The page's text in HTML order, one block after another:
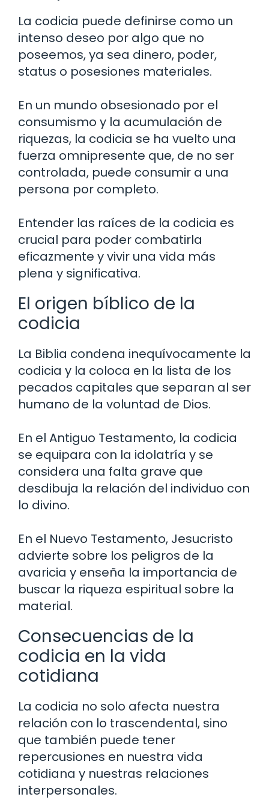
La codicia puede definirse como un
intenso deseo por algo que no
poseemos, ya sea dinero, poder,
status o posesiones materiales.
En un mundo obsesionado por el
consumismo y la acumulación de
riquezas, la codicia se ha vuelto una
fuerza omnipresente que, de no ser
controlada, puede consumir a una
persona por completo.
Entender las raíces de la codicia es
crucial para poder combatirla
eficazmente y vivir una vida más
plena y significativa.
El origen bíblico de la
codicia
La Biblia condena inequívocamente la
codicia y la coloca en la lista de los
pecados capitales que separan al ser
humano de la voluntad de Dios.
En el Antiguo Testamento, la codicia
se equipara con la idolatría y se
considera una falta grave que
desdibuja la relación del individuo con
lo divino.
En el Nuevo Testamento, Jesucristo
advierte sobre los peligros de la
avaricia y enseña la importancia de
buscar la riqueza espiritual sobre la
material.
Consecuencias de la
codicia en la vida
cotidiana
La codicia no solo afecta nuestra
relación con lo trascendental, sino
que también puede tener
repercusiones en nuestra vida
cotidiana y nuestras relaciones
interpersonales.